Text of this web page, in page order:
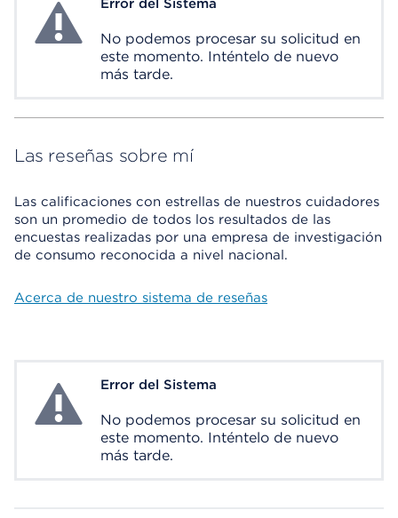
System ErrorError del Sistema
No podemos procesar su solicitud en
este momento. Inténtelo de nuevo
más tarde.
Las reseñas sobre mí
Las calificaciones con estrellas de nuestros cuidadores
son un promedio de todos los resultados de las
encuestas realizadas por una empresa de investigación
de consumo reconocida a nivel nacional.
Acerca de nuestro sistema de reseñas
System ErrorError del Sistema
No podemos procesar su solicitud en
este momento. Inténtelo de nuevo
más tarde.